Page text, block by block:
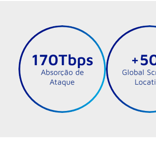
170Tbps
Absorção de
Ataque
Global